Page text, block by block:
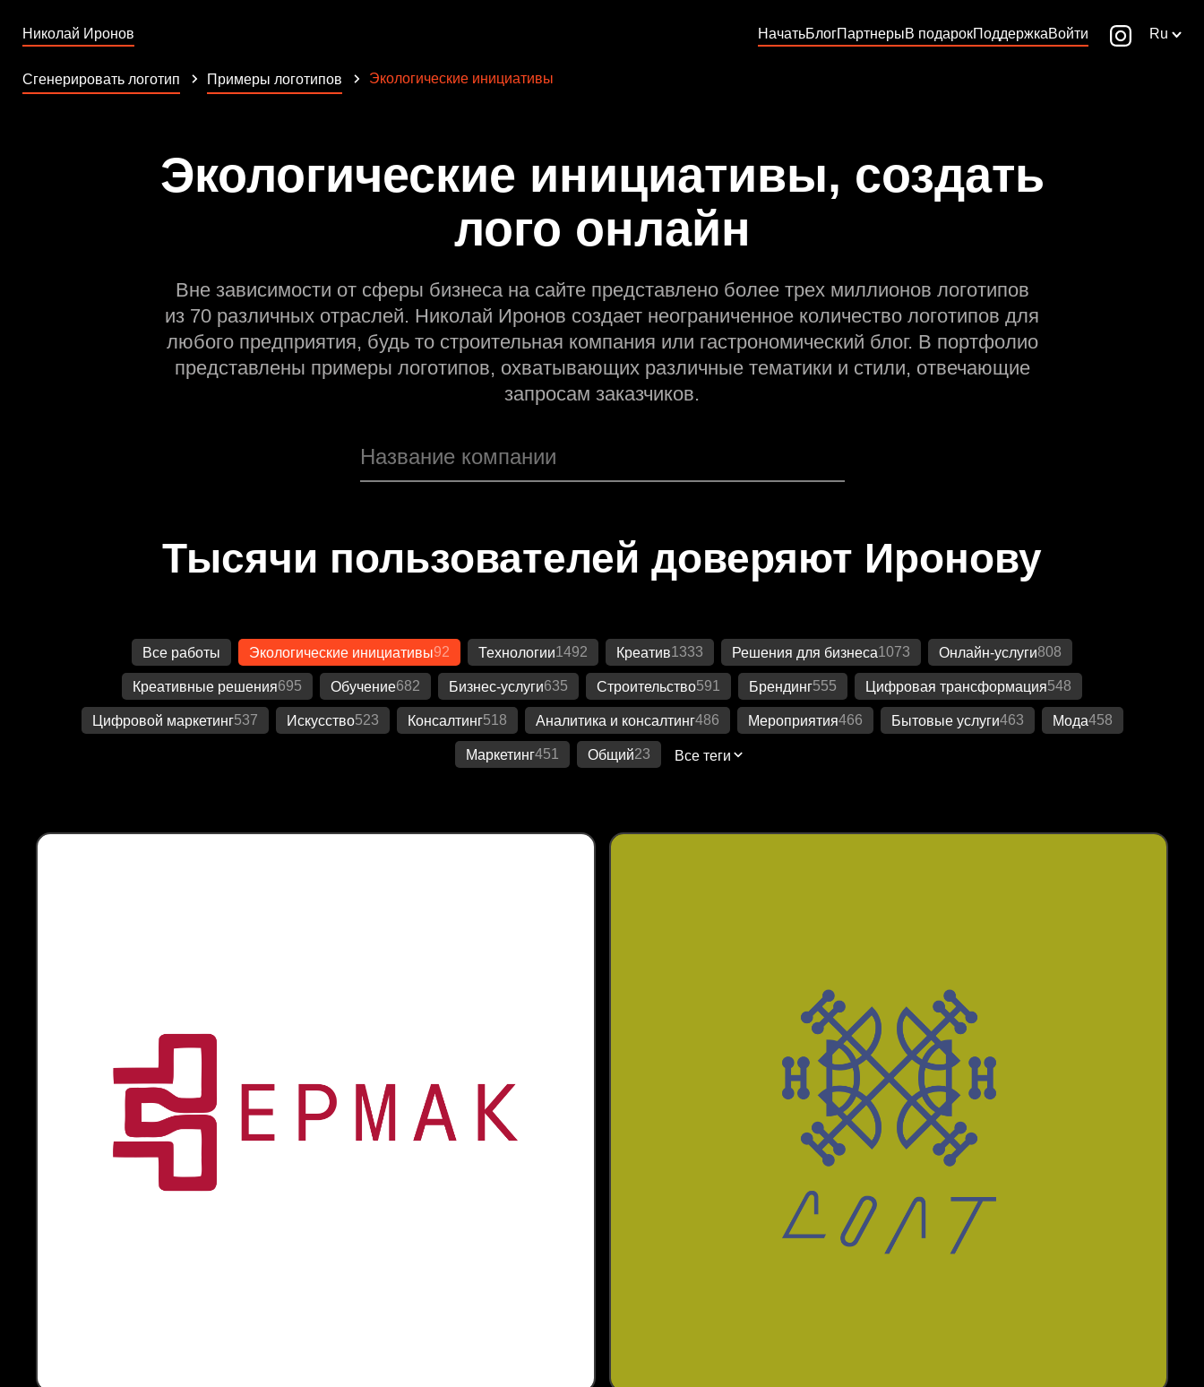
Николай Иронов НачатьБлогПартнерыВ подарокПоддержкаВойти Ru
Сгенерировать логотип Примеры логотипов Экологические инициативы
Экологические инициативы, создать
лого онлайн
Вне зависимости от сферы бизнеса на сайте представлено более трех миллионов логотипов
из 70 различных отраслей. Николай Иронов создает неограниченное количество логотипов для
любого предприятия, будь то строительная компания или гастрономический блог. В портфолио
представлены примеры логотипов, охватывающих различные тематики и стили, отвечающие
запросам заказчиков.
Тысячи пользователей доверяют Иронову
Все работы Экологические инициативы92 Технологии1492 Креатив1333 Решения для бизнеса1073 Онлайн-услуги808
Креативные решения695 Обучение682 Бизнес-услуги635 Строительство591 Брендинг555 Цифровая трансформация548
Цифровой маркетинг537 Искусство523 Консалтинг518 Аналитика и консалтинг486 Мероприятия466 Бытовые услуги463 Мода458
Маркетинг451 Общий23 Все теги